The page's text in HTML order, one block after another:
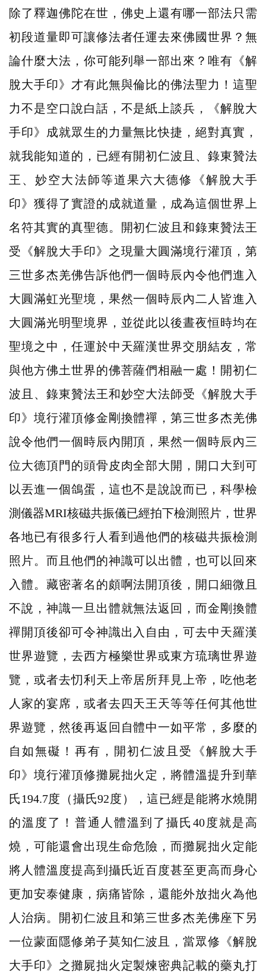
除了釋迦佛陀在世，佛史上還有哪一部法只需
初段道量即可讓修法者任運去來佛國世界？無
論什麼大法，你可能列舉一部出來？唯有《解
脫大手印》才有此無與倫比的佛法聖力！這聖
力不是空口說白話，不是紙上談兵，《解脫大
手印》成就眾生的力量無比快捷，絕對真實，
就我能知道的，已經有開初仁波且、錄東贊法
王、妙空大法師等道果六大德修《解脫大手
印》獲得了實證的成就道量，成為這個世界上
名符其實的真聖德。開初仁波且和錄東贊法王
受《解脫大手印》之現量大圓滿境行灌頂，第
三世多杰羌佛告訴他們一個時辰內令他們進入
大圓滿虹光聖境，果然一個時辰內二人皆進入
大圓滿光明聖境界，並從此以後晝夜恒時均在
聖境之中，任運於中天羅漢世界交朋結友，常
與他方佛土世界的佛菩薩們相融一處！開初仁
波且、錄東贊法王和妙空大法師受《解脫大手
印》境行灌頂修金剛換體禪，第三世多杰羌佛
說令他們一個時辰內開頂，果然一個時辰內三
位大德頂門的頭骨皮肉全部大開，開口大到可
以丟進一個鴿蛋，這也不是說說而已，科學檢
測儀器MRI核磁共振儀已經拍下檢測照片，世界
各地已有很多行人看到過他們的核磁共振檢測
照片。而且他們的神識可以出體，也可以回來
入體。藏密著名的頗啊法開頂後，開口細微且
不說，神識一旦出體就無法返回，而金剛換體
禪開頂後卻可令神識出入自由，可去中天羅漢
世界遊覽，去西方極樂世界或東方琉璃世界遊
覽，或者去忉利天上帝居所拜見上帝，吃他老
人家的宴席，或者去四天王天等等任何其他世
界遊覽，然後再返回自體中一如平常，多麼的
自如無礙！再有，開初仁波且受《解脫大手
印》境行灌頂修攤屍拙火定，將體溫提升到華
氏194.7度（攝氏92度），這已經是能將水燒開
的溫度了！普通人體溫到了攝氏40度就是高
燒，可能還會出現生命危險，而攤屍拙火定能
將人體溫度提高到攝氏近百度甚至更高而身心
更加安泰健康，病痛皆除，還能外放拙火為他
人治病。開初仁波且和第三世多杰羌佛座下另
一位蒙面隱修弟子莫知仁波且，當眾修《解脫
大手印》之攤屍拙火定製煉密典記載的藥丸打